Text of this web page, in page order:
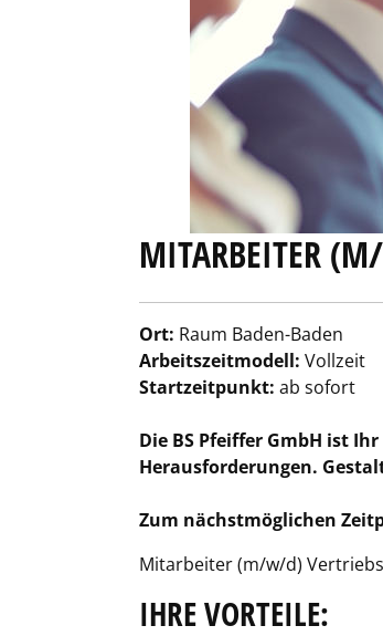
MITARBEITER
Ort: Raum Baden-Baden
Arbeitszeitmodell: Vollzeit
Startzeitpunkt: ab sofort
Die BS Pfeiffer GmbH ist
Herausforderungen.
Zum nächstmöglichen
Mitarbeiter (m/w/d)
IHRE VORTEILE: